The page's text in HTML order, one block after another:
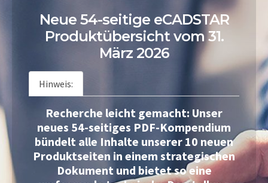
Neue 54-seitige eCADSTAR
Produktübersicht vom 31.
März 2026
Hinweis:
Recherche leicht gemacht: Unser
neues 54-seitiges PDF-Kompendium
bündelt alle Inhalte unserer 10 neuen
Produktseiten in einem strategischen
Dokument und bietet so eine